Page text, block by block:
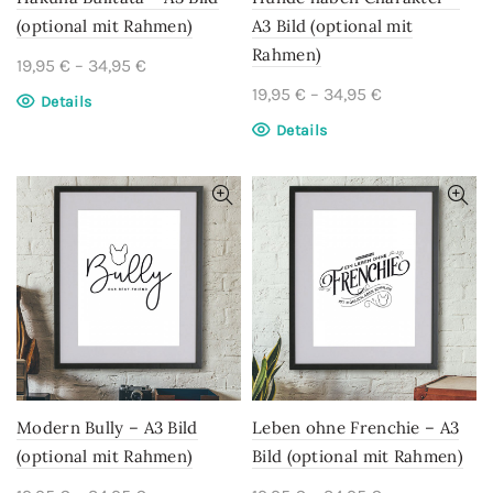
werden
werden
(optional mit Rahmen)
19,95 € – 34,95 €
DetailsDieses
mehrere
Varianten
Die
Optionen
können
der
Produktseite
gewählt
A3 Bild (optional mit
Rahmen)
19,95 € – 34,95 €
DetailsDieses
weist
Die
Optionen
auf
der
Produktseite
gewählt
werden
Modern Bully – A3 Bild
(optional mit Rahmen)
Leben ohne Frenchie – A3
Bild (optional mit Rahmen)